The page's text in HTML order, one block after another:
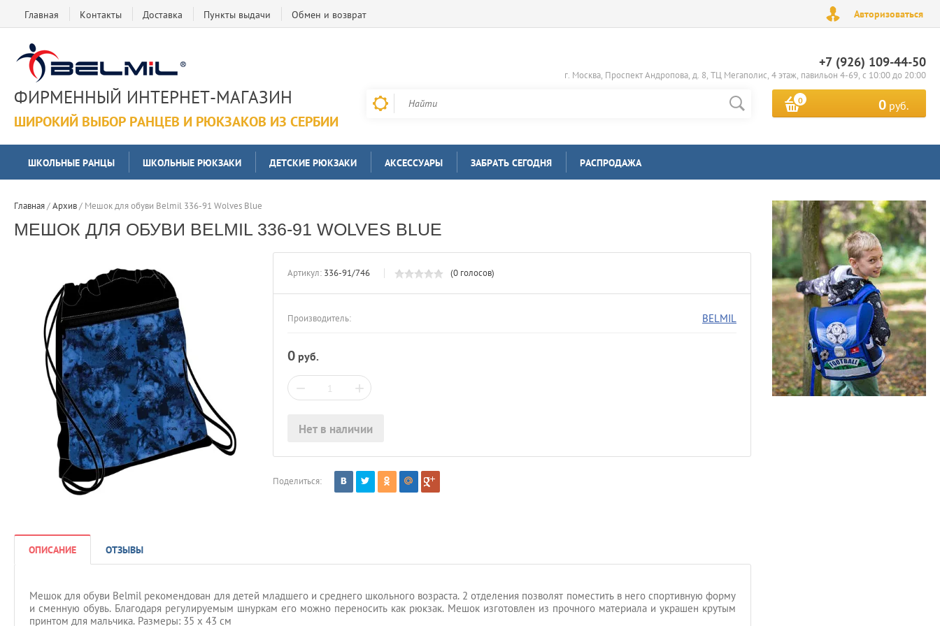
Главная Контакты Доставка Пункты выдачи Обмен и возврат Авторизоваться
ФИРМЕННЫЙ ИНТЕРНЕТ-МАГАЗИН
ШИРОКИЙ ВЫБОР РАНЦЕВ И РЮКЗАКОВ ИЗ СЕРБИИ
+7 (926) 109-44-50
г. Москва, Проспект Андропова, д. 8, ТЦ Мегаполис, 4 этаж, павильон 4-69, с 10:00 до 20:00
0 0 руб.
ШКОЛЬНЫЕ РАНЦЫ ШКОЛЬНЫЕ РЮКЗАКИ ДЕТСКИЕ РЮКЗАКИ АКСЕССУАРЫ ЗАБРАТЬ СЕГОДНЯ РАСПРОДАЖА
Главная / Архив / Мешок для обуви Belmil 336-91 Wolves Blue
МЕШОК ДЛЯ ОБУВИ BELMIL 336-91 WOLVES BLUE
Артикул: 336-91/746 (0 голосов)
Производитель: BELMIL
0 руб.
− +
Нет в наличии
Поделиться:
ОПИСАНИЕ ОТЗЫВЫ
Мешок для обуви Belmil рекомендован для детей младшего и среднего школьного возраста. 2 отделения позволят поместить в него спортивную форму
и сменную обувь. Благодаря регулируемым шнуркам его можно переносить как рюкзак. Мешок изготовлен из прочного материала и украшен крутым
принтом для мальчика. Размеры: 35 x 43 см